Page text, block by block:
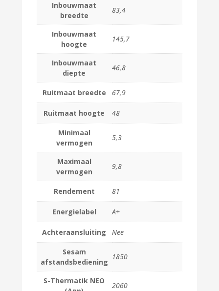
Inbouwmaat
breedte
83,4
Inbouwmaat
hoogte
145,7
Inbouwmaat
diepte
46,8
Ruitmaat breedte 67,9
Ruitmaat hoogte 48
Minimaal
vermogen
5,3
Maximaal
vermogen
9,8
Rendement 81
Energielabel A+
Achteraansluiting Nee
Sesam
afstandsbediening
1850
S-Thermatik NEO
2060